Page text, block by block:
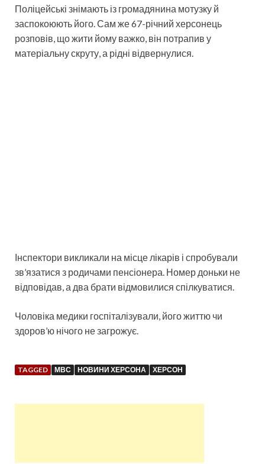
Поліцейські знімають із громадянина мотузку й
заспокоюють його. Сам же 67-річний херсонець
розповів, що жити йому важко, він потрапив у
матеріальну скруту, а рідні відвернулися.
Інспектори викликали на місце лікарів і спробували
зв’язатися з родичами пенсіонера. Номер доньки не
відповідав, а два брати відмовилися спілкуватися.
Чоловіка медики госпіталізували, його життю чи
здоров’ю нічого не загрожує.
TAGGED МВС НОВИНИ ХЕРСОНА ХЕРСОН